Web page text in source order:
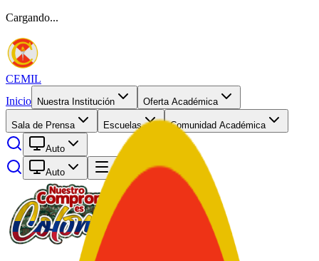
Cargando...
CEMIL
Inicio
Nuestra Institución Oferta Académica
Sala de Prensa Escuelas Comunidad Académica
Auto
Auto Abrir menú